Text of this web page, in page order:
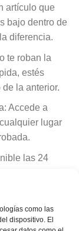
como las
dispositivo. El
artículo que
bajo dentro de
diferencia.
te roban la
estés
la anterior.
Accede a
lugar
las 24
Obtén
viajes sean